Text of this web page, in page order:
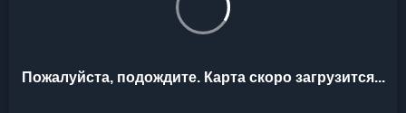
Пожалуйста, подождите. Карта скоро загрузится...